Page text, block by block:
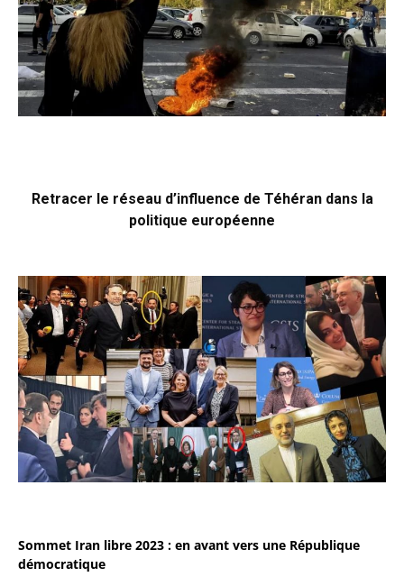
Retracer le réseau d’influence de Téhéran dans la
politique européenne
Sommet Iran libre 2023 : en avant vers une République
démocratique